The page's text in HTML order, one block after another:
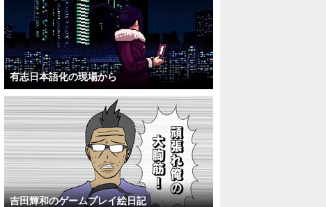
有志日本語化の現場から
吉田輝和のゲームプレイ絵日記